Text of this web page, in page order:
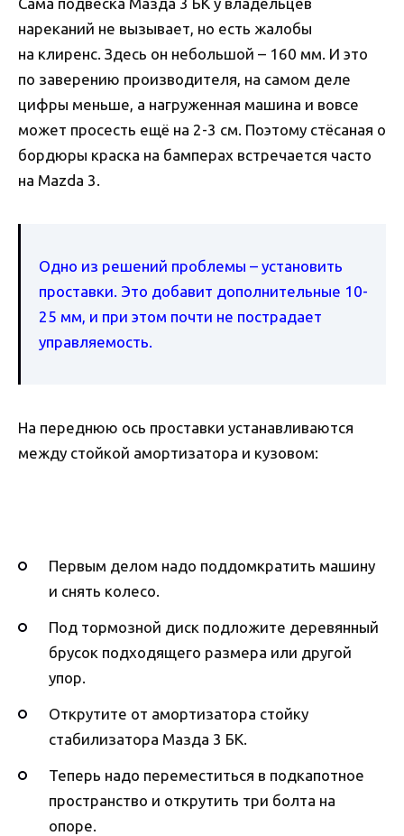
нареканий не вызывает, но есть жалобы
на клиренс. Здесь он небольшой – 160 мм. И это
по заверению производителя, на самом деле
цифры меньше, а нагруженная машина и вовсе
может просесть ещё на 2-3 см. Поэтому стёсаная о
бордюры краска на бамперах встречается часто
на Mazda 3.
Одно из решений проблемы – установить
проставки. Это добавит дополнительные 10-
25 мм, и при этом почти не пострадает
управляемость.
На переднюю ось проставки устанавливаются
между стойкой амортизатора и кузовом:
Первым делом надо поддомкратить машину
и снять колесо.
Под тормозной диск подложите деревянный
брусок подходящего размера или другой
упор.
Открутите от амортизатора стойку
стабилизатора Мазда 3 БК.
Теперь надо переместиться в подкапотное
пространство и открутить три болта на
опоре.